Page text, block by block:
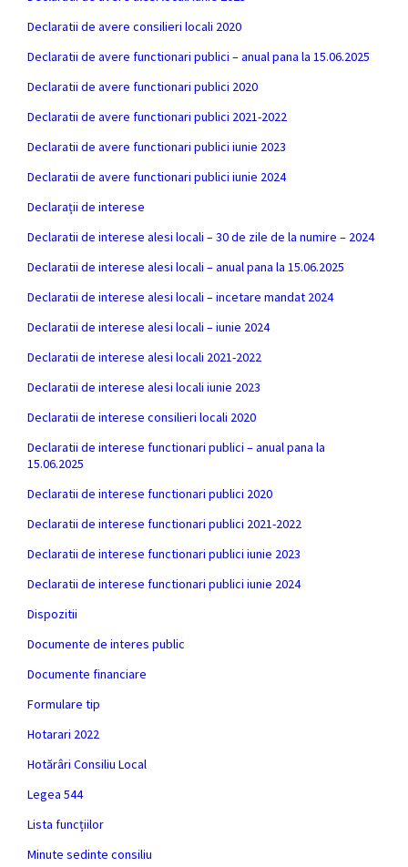
Declaratii de avere consilieri locali 2020
Declaratii de avere functionari publici – anual pana la 15.06.2025
Declaratii de avere functionari publici 2020
Declaratii de avere functionari publici 2021-2022
Declaratii de avere functionari publici iunie 2023
Declaratii de avere functionari publici iunie 2024
Declarații de interese
Declaratii de interese alesi locali – 30 de zile de la numire – 2024
Declaratii de interese alesi locali – anual pana la 15.06.2025
Declaratii de interese alesi locali – incetare mandat 2024
Declaratii de interese alesi locali – iunie 2024
Declaratii de interese alesi locali 2021-2022
Declaratii de interese alesi locali iunie 2023
Declaratii de interese consilieri locali 2020
Declaratii de interese functionari publici – anual pana la
15.06.2025
Declaratii de interese functionari publici 2020
Declaratii de interese functionari publici 2021-2022
Declaratii de interese functionari publici iunie 2023
Declaratii de interese functionari publici iunie 2024
Dispozitii
Documente de interes public
Documente financiare
Formulare tip
Hotarari 2022
Hotărâri Consiliu Local
Legea 544
Lista funcțiilor
Minute sedinte consiliu